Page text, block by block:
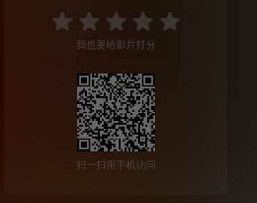
我也要给影片打分
扫一扫用手机访问